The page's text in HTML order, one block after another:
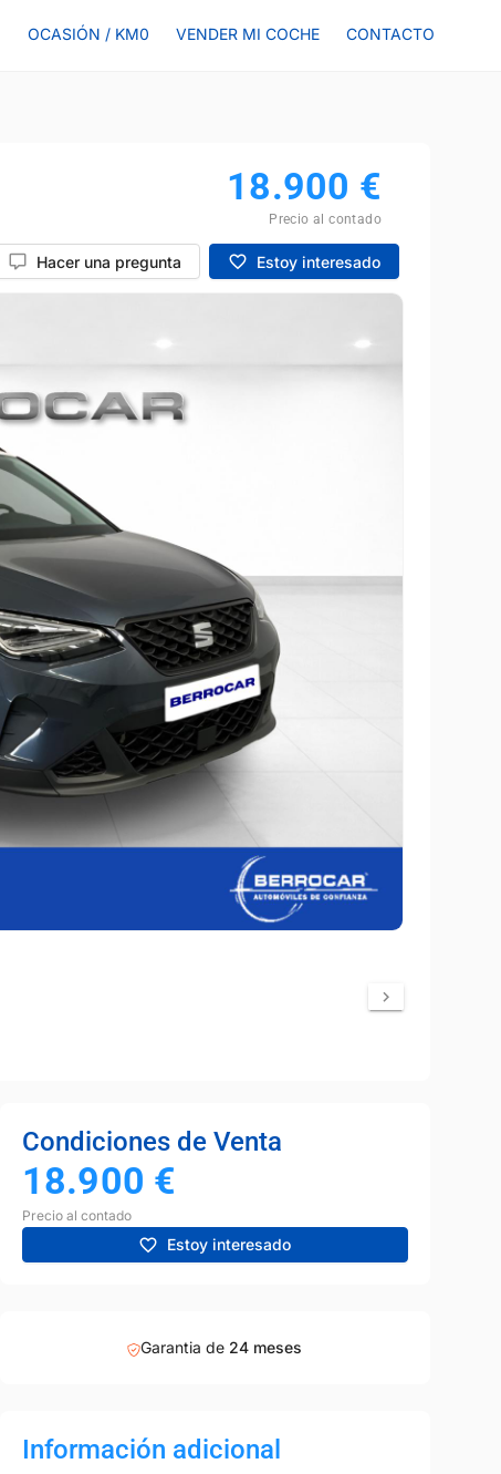
OCASIÓN / KM0 VENDER MI COCHE CONTACTO
18.900 €
Precio al contado
Hacer una pregunta Estoy interesado
Condiciones de Venta
18.900 €
Precio al contado
Estoy interesado
Garantia de 24 meses
Información adicional